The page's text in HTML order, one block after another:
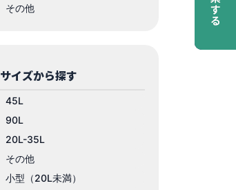
その他
サイズから探す
45L
90L
20L-35L
その他
小型（20L未満）